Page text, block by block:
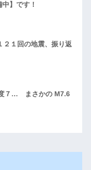
】です！
１回の地震、振り返
７… まさかの M7.6